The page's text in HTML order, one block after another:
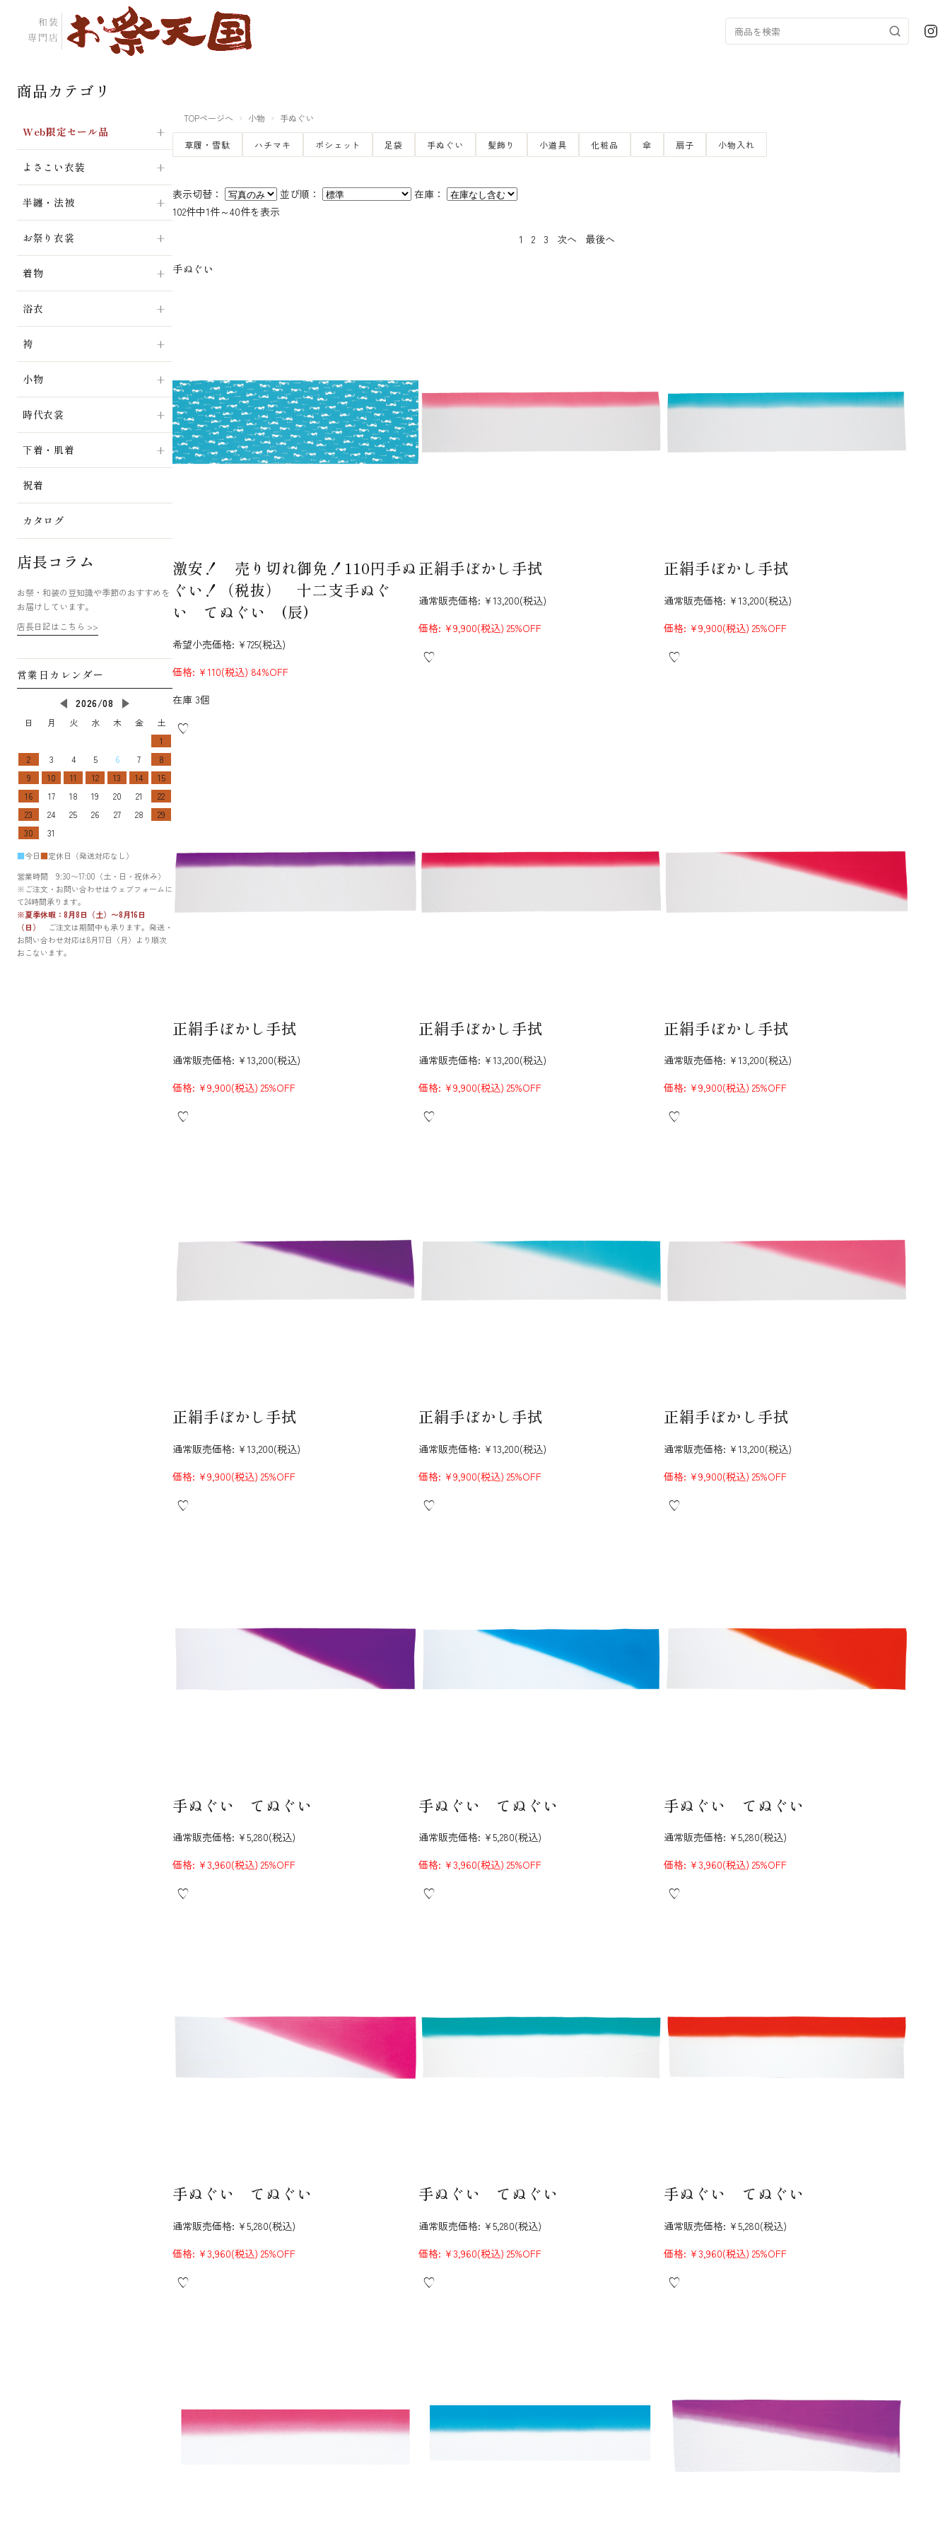
TOPページへ 小物 手ぬぐい
草履・雪駄 ハチマキ ポシェット 足袋 手ぬぐい 髪飾り 小道具 化粧品 傘 扇子 小物入れ
表示切替： 並び順：
在庫：
102件中1件～40件を表示
1
2 3 次へ 最後へ
手ぬぐい
激安！ 売り切れ御免！110円手ぬ
ぐい！（税抜） 十二支手ぬぐ
い てぬぐい (辰)
希望小売価格: ¥725(税込)
価格: ¥110(税込) 84%OFF
在庫 3個
正絹手ぼかし手拭
通常販売価格: ¥13,200(税込)
価格: ¥9,900(税込) 25%OFF
正絹手ぼかし手拭
通常販売価格: ¥13,200(税込)
価格: ¥9,900(税込) 25%OFF
正絹手ぼかし手拭
通常販売価格: ¥13,200(税込)
価格: ¥9,900(税込) 25%OFF
正絹手ぼかし手拭
通常販売価格: ¥13,200(税込)
価格: ¥9,900(税込) 25%OFF
正絹手ぼかし手拭
通常販売価格: ¥13,200(税込)
価格: ¥9,900(税込) 25%OFF
正絹手ぼかし手拭
通常販売価格: ¥13,200(税込)
価格: ¥9,900(税込) 25%OFF
正絹手ぼかし手拭
通常販売価格: ¥13,200(税込)
価格: ¥9,900(税込) 25%OFF
正絹手ぼかし手拭
通常販売価格: ¥13,200(税込)
価格: ¥9,900(税込) 25%OFF
手ぬぐい てぬぐい
通常販売価格: ¥5,280(税込)
価格: ¥3,960(税込) 25%OFF
手ぬぐい てぬぐい
通常販売価格: ¥5,280(税込)
価格: ¥3,960(税込) 25%OFF
手ぬぐい てぬぐい
通常販売価格: ¥5,280(税込)
価格: ¥3,960(税込) 25%OFF
手ぬぐい てぬぐい
通常販売価格: ¥5,280(税込)
価格: ¥3,960(税込) 25%OFF
手ぬぐい てぬぐい
通常販売価格: ¥5,280(税込)
価格: ¥3,960(税込) 25%OFF
手ぬぐい てぬぐい
通常販売価格: ¥5,280(税込)
価格: ¥3,960(税込) 25%OFF
商品カテゴリ
Web限定セール品
よさこい衣装
半纏・法被
お祭り衣裳
着物
浴衣
袴
小物
時代衣裳
下着・肌着
祝着
カタログ
店長コラム
お祭・和装の豆知識や季節のおすすめを
お届けしています。
店長日記はこちら >>
2026/08
日 月 火 水 木 金
土
1
2
3 4 5 6 7
8
9
10 11 12 13 14
15
16
17 18 19 20 21
22
23
24 25 26 27 28
29
30
31
■今日■定休日（発送対応なし）
営業時間 9:30〜17:00（土・日・祝休み）
※ご注文・お問い合わせはウェブフォームに
て24時間承ります。
※夏季休暇：8月8日（土）〜8月16日
（日）
ご注文は期間中も承ります。発送・
お問い合わせ対応は8月17日（月）より順次
おこないます。